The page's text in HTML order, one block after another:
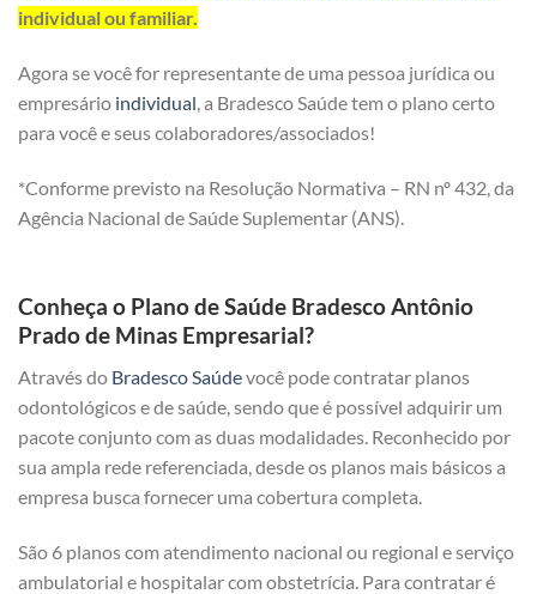
individual ou familiar.
Agora se você for representante de uma pessoa jurídica ou
empresário individual , a Bradesco Saúde tem o plano certo
para você e seus colaboradores/associados!
*Conforme previsto na Resolução Normativa – RN nº 432, da
Agência Nacional de Saúde Suplementar (ANS).
Conheça o Plano de Saúde Bradesco Antônio
Prado de Minas Empresarial?
Através do Bradesco Saúdevocê pode contratar planos
odontológicos e de saúde, sendo que é possível adquirir um
pacote conjunto com as duas modalidades. Reconhecido por
sua ampla rede referenciada, desde os planos mais básicos a
empresa busca fornecer uma cobertura completa.
São 6 planos com atendimento nacional ou regional e serviço
ambulatorial e hospitalar com obstetrícia. Para contratar é